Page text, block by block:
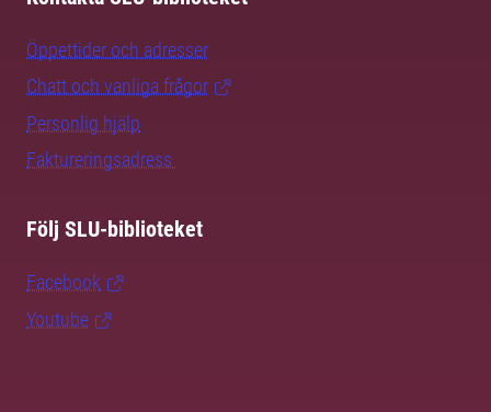
Öppettider och adresser
Chatt och vanliga frågor
Personlig hjälp
Faktureringsadress
Följ SLU-biblioteket
Facebook
Youtube